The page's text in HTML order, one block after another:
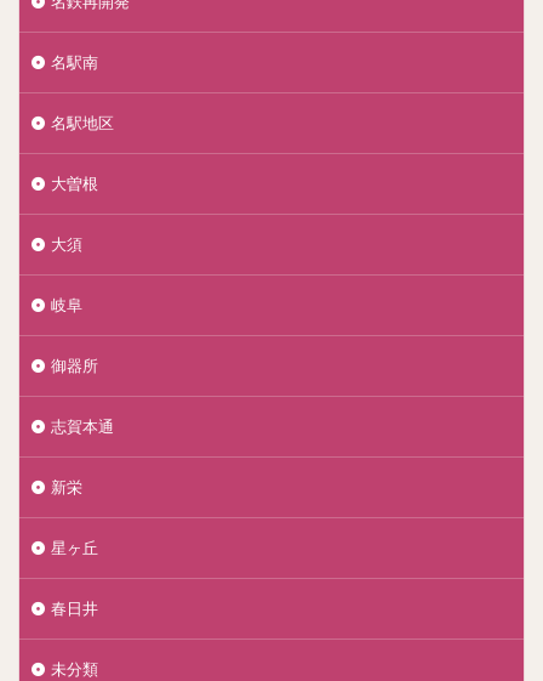
名駅南
名駅地区
大曽根
大須
岐阜
御器所
志賀本通
新栄
星ヶ丘
春日井
未分類